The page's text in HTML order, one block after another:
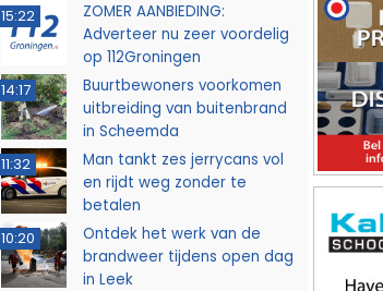
15:22
ZOMER AANBIEDING:
Adverteer nu zeer voordelig
op 112Groningen
14:17
Buurtbewoners voorkomen
uitbreiding van buitenbrand
in Scheemda
11:32
Man tankt zes jerrycans vol
en rijdt weg zonder te
betalen
10:20
Ontdek het werk van de
brandweer tijdens open dag
in Leek